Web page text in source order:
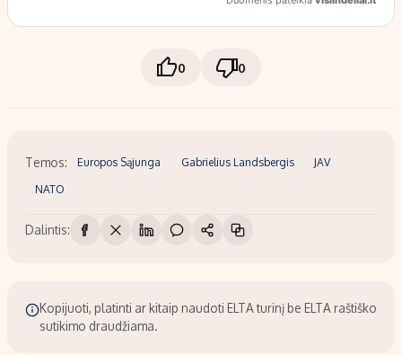
0 0
Temos: Europos Sąjunga Gabrielius Landsbergis JAV
NATO
Dalintis:
Kopijuoti, platinti ar kitaip naudoti ELTA turinį be ELTA raštiško
sutikimo draudžiama.